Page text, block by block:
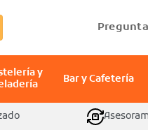
y
Bar y Cafetería